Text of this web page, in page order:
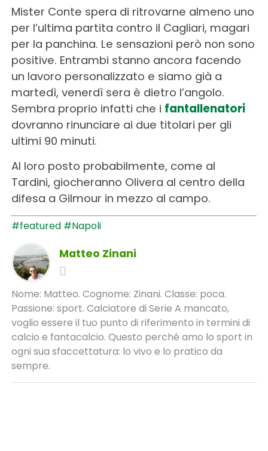
Mister Conte spera di ritrovarne almeno uno
per l’ultima partita contro il Cagliari, magari
per la panchina. Le sensazioni però non sono
positive. Entrambi stanno ancora facendo
un lavoro personalizzato e siamo già a
martedì, venerdì sera è dietro l’angolo.
Sembra proprio infatti che i fantallenatori
dovranno rinunciare ai due titolari per gli
ultimi 90 minuti.
Al loro posto probabilmente, come al
Tardini, giocheranno Olivera al centro della
difesa a Gilmour in mezzo al campo.
#featured #Napoli
Matteo Zinani
Nome: Matteo. Cognome: Zinani. Classe: poca.
Passione: sport. Calciatore di Serie A mancato,
voglio essere il tuo punto di riferimento in termini di
calcio e fantacalcio. Questo perché amo lo sport in
ogni sua sfaccettatura: lo vivo e lo pratico da
sempre.